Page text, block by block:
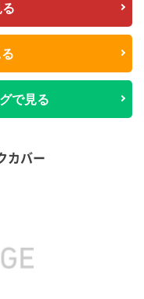
で見る
カバー